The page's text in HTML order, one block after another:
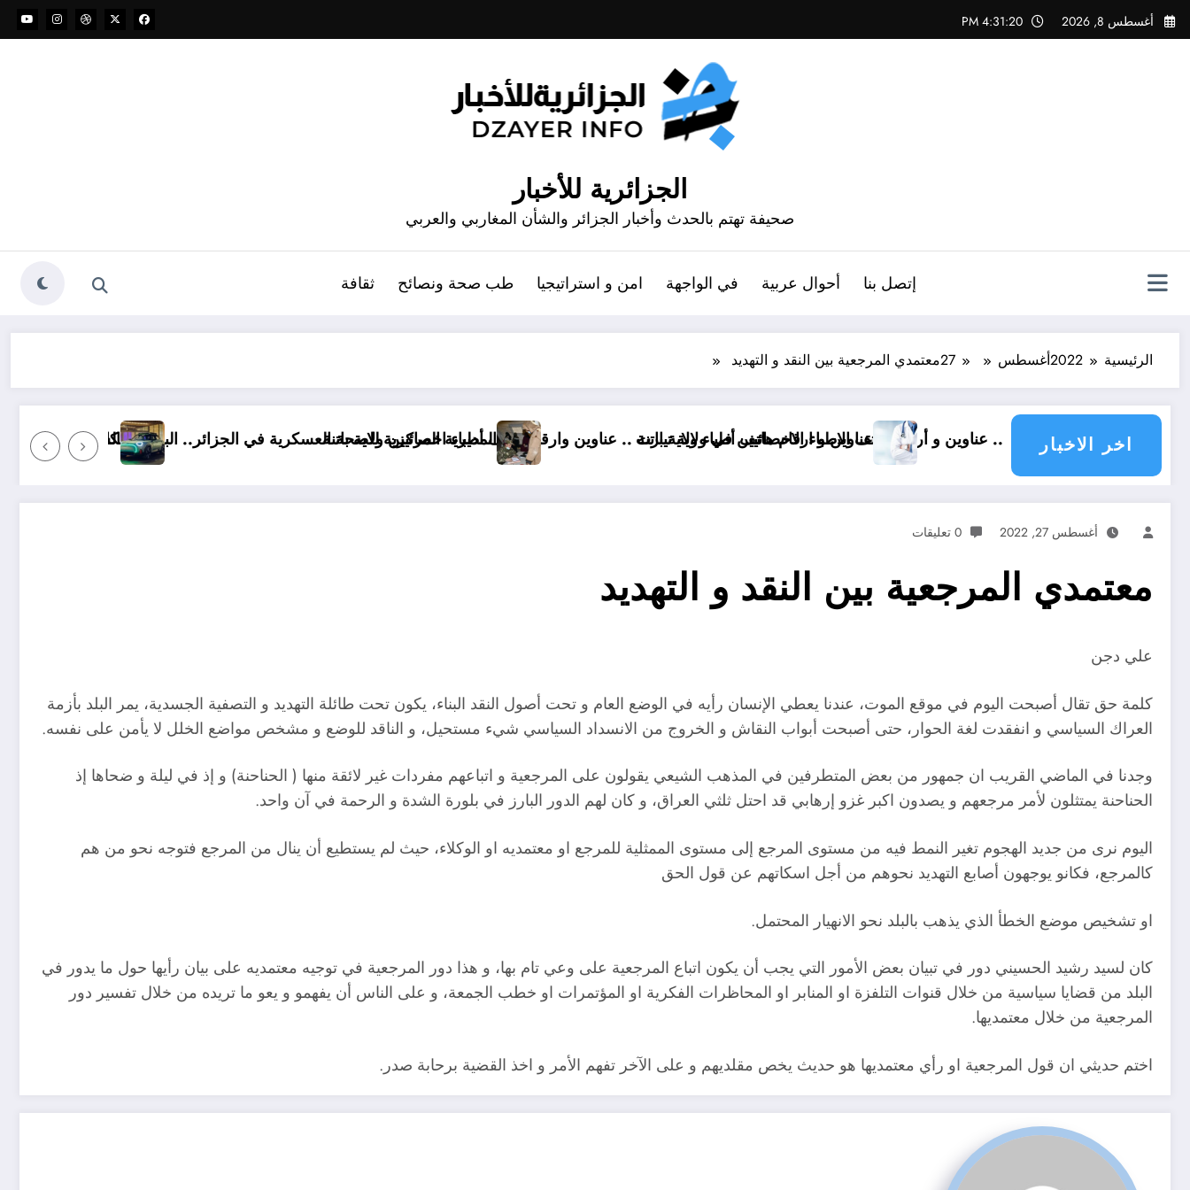
التجاوز
إلى
أغسطس 8, 2026 4:31:21 PM
الجزائرية للأخبار
صحيفة تهتم بالحدث وأخبار الجزائر والشأن المغاربي والعربي
إتصل بنا أحوال عربية في الواجهة امن و استراتيجيا طب صحة ونصائح ثقافة
الرئيسية 2022أغسطس 27معتمدي المرجعية بين النقد و التهديد
اخر الاخبار
تيارت .. عناوين و أرقام هاتف الاطباء الاخصائيين في ولاية تيارت
عناوين و ارقام هاتف أطباء ولاية باتنة .. عناوين وارقام هاتف أطباء اخصائيين ولاية باتنةالمديرية المركزية للصحة العسكرية في الجزائر.. البيانات الكاملةالسيارة الكهربائية MINI Aceman
أغسطس 27, 2022 0 تعليقات
معتمدي المرجعية بين النقد و التهديد
علي دجن
كلمة حق تقال أصبحت اليوم في موقع الموت، عندنا يعطي الإنسان رأيه في الوضع العام و تحت أصول النقد البناء، يكون تحت طائلة التهديد و التصفية الجسدية، يمر البلد بأزمة
العراك السياسي و انفقدت لغة الحوار، حتى أصبحت أبواب النقاش و الخروج من الانسداد السياسي شيء مستحيل، و الناقد للوضع و مشخص مواضع الخلل لا يأمن على نفسه.
وجدنا في الماضي القريب ان جمهور من بعض المتطرفين في المذهب الشيعي يقولون على المرجعية و اتباعهم مفردات غير لائقة منها ( الحناحنة) و إذ في ليلة و ضحاها إذ
الحناحنة يمتثلون لأمر مرجعهم و يصدون اكبر غزو إرهابي قد احتل ثلثي العراق، و كان لهم الدور البارز في بلورة الشدة و الرحمة في آن واحد.
اليوم نرى من جديد الهجوم تغير النمط فيه من مستوى المرجع إلى مستوى الممثلية للمرجع او معتمديه او الوكلاء، حيث لم يستطيع أن ينال من المرجع فتوجه نحو من هم
كالمرجع، فكانو يوجهون أصابع التهديد نحوهم من أجل اسكاتهم عن قول الحق
او تشخيص موضع الخطأ الذي يذهب بالبلد نحو الانهيار المحتمل.
كان لسيد رشيد الحسيني دور في تبيان بعض الأمور التي يجب أن يكون اتباع المرجعية على وعي تام بها، و هذا دور المرجعية في توجيه معتمديه على بيان رأيها حول ما يدور في
البلد من قضايا سياسية من خلال قنوات التلفزة او المنابر او المحاظرات الفكرية او المؤتمرات او خطب الجمعة، و على الناس أن يفهمو و يعو ما تريده من خلال تفسير دور
المرجعية من خلال معتمديها.
اختم حديثي ان قول المرجعية او رأي معتمديها هو حديث يخص مقلديهم و على الآخر تفهم الأمر و اخذ القضية برحابة صدر.